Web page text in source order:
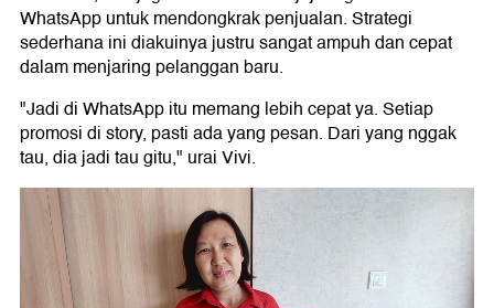
WhatsApp untuk mendongkrak penjualan. Strategi
sederhana ini diakuinya justru sangat ampuh dan cepat
dalam menjaring pelanggan baru.
"Jadi di WhatsApp itu memang lebih cepat ya. Setiap
promosi di story, pasti ada yang pesan. Dari yang nggak
tau, dia jadi tau gitu," urai Vivi.